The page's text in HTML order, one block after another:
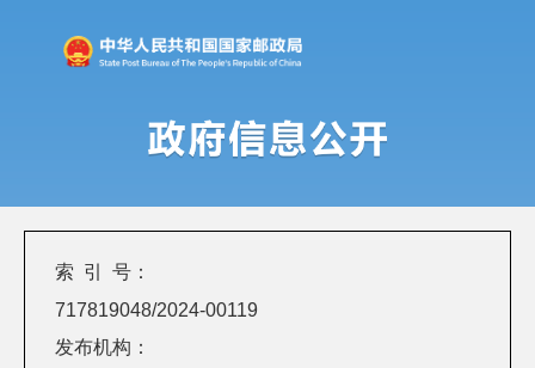
索 引 号：
717819048/2024-00119
发布机构：